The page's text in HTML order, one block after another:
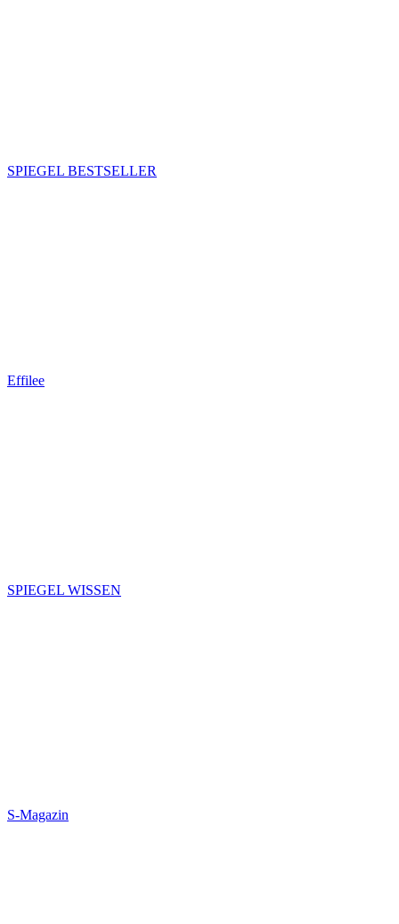
SPIEGEL BESTSELLER
Effilee
SPIEGEL WISSEN
S-Magazin